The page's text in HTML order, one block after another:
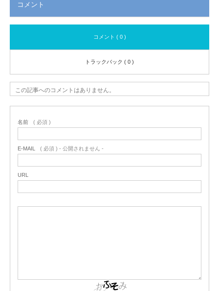
コメント
コメント ( 0 )
トラックバック ( 0 )
この記事へのコメントはありません。
名前 ( 必須 )
E-MAIL ( 必須 ) - 公開されません -
URL